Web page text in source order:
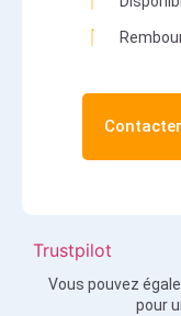
Trustpilot
Vous pouvez
pour